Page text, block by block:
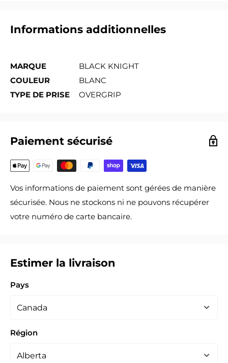
Informations additionnelles
MARQUE
BLACK KNIGHT
COULEUR
BLANC
TYPE DE PRISE
OVERGRIP
Paiement sécurisé
Vos informations de paiement sont gérées de manière
sécurisée. Nous ne stockons ni ne pouvons récupérer
votre numéro de carte bancaire.
Estimer la livraison
Pays
Région